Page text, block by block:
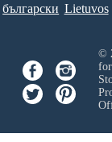
български Lietuvos
©